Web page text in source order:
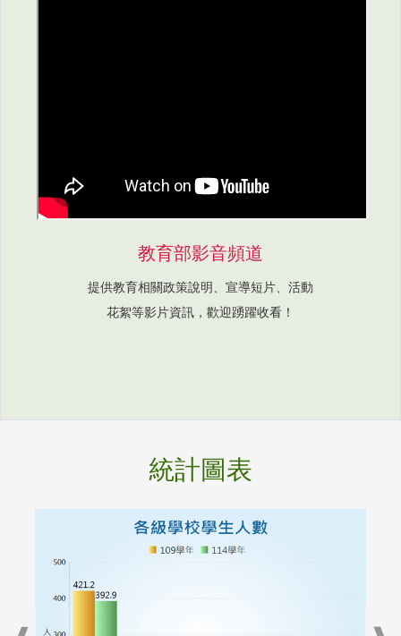
教育部影音頻道
提供教育相關政策說明、宣導短片、活動
花絮等影片資訊，歡迎踴躍收看！
統計圖表